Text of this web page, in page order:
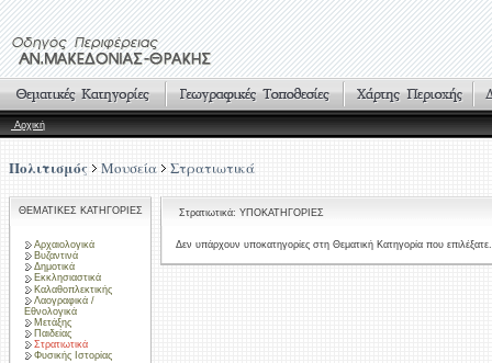
Αρχική
Πολιτισμός Μουσεία Στρατιωτικά
ΘΕΜΑΤΙΚΕΣ ΚΑΤΗΓΟΡΙΕΣ
Αρχαιολογικά
Βυζαντινά
Δημοτικά
Εκκλησιαστικά
Καλαθοπλεκτικής
Λαογραφικά /
Εθνολογικά
Μετάξης
Παιδείας
Στρατιωτικά
Φυσικής Ιστορίας
Στρατιωτικά: ΥΠΟΚΑΤΗΓΟΡΙΕΣ
Δεν υπάρχουν υποκατηγορίες στη Θεματική Κατηγορία που επιλέξατε.